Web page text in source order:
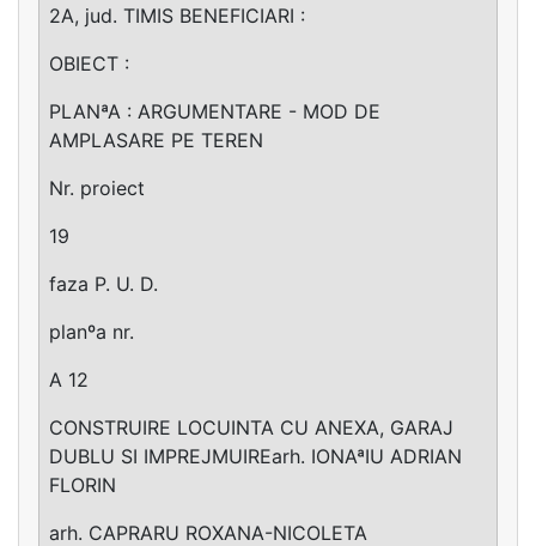
2A, jud. TIMIS BENEFICIARI :
OBIECT :
PLANªA : ARGUMENTARE - MOD DE
AMPLASARE PE TEREN
Nr. proiect
19
faza P. U. D.
planºa nr.
A 12
CONSTRUIRE LOCUINTA CU ANEXA, GARAJ
DUBLU SI IMPREJMUIREarh. IONAªIU ADRIAN
FLORIN
arh. CAPRARU ROXANA-NICOLETA